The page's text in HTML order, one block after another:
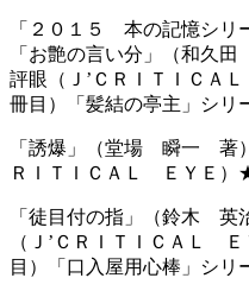
「２０１５ 本の記憶シリ
「お艶の言い分」（和
評眼（Ｊ’ＣＲＩＴＩＣ
冊目）「髪結の亭主」シリ
「誘爆」（堂場 瞬一 著
ＲＩＴＩＣＡＬ ＥＹＥ
「徒目付の指」（鈴木
（Ｊ’ＣＲＩＴＩＣＡＬ
目）「口入屋用心棒」シリ